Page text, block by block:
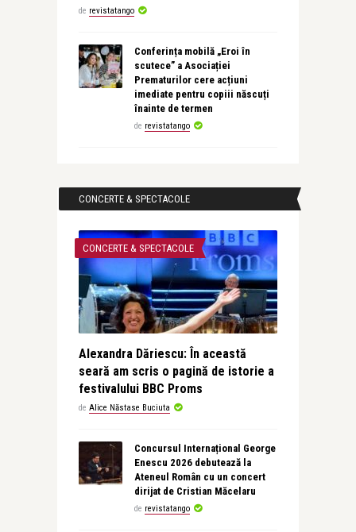
de revistatango
Conferința mobilă „Eroi în
scutece” a Asociației
Prematurilor cere acțiuni
imediate pentru copiii născuți
înainte de termen
de revistatango
CONCERTE & SPECTACOLE
CONCERTE & SPECTACOLE
Alexandra Dăriescu: În această
seară am scris o pagină de istorie a
festivalului BBC Proms
de Alice Năstase Buciuta
Concursul Internațional George
Enescu 2026 debutează la
Ateneul Român cu un concert
dirijat de Cristian Măcelaru
de revistatango